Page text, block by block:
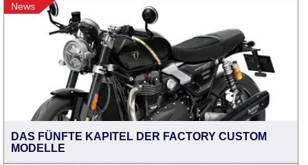
News
DAS FÜNFTE KAPITEL DER FACTORY CUSTOM
MODELLE